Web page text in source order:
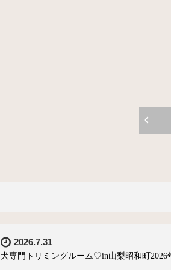
2026.7.31
犬専門トリミングルーム♡in山梨昭和町2026